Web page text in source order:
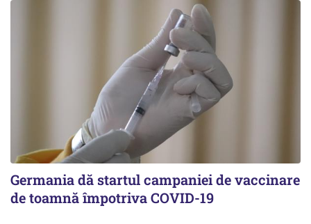
Germania dă startul campaniei de vaccinare
de toamnă împotriva COVID-19